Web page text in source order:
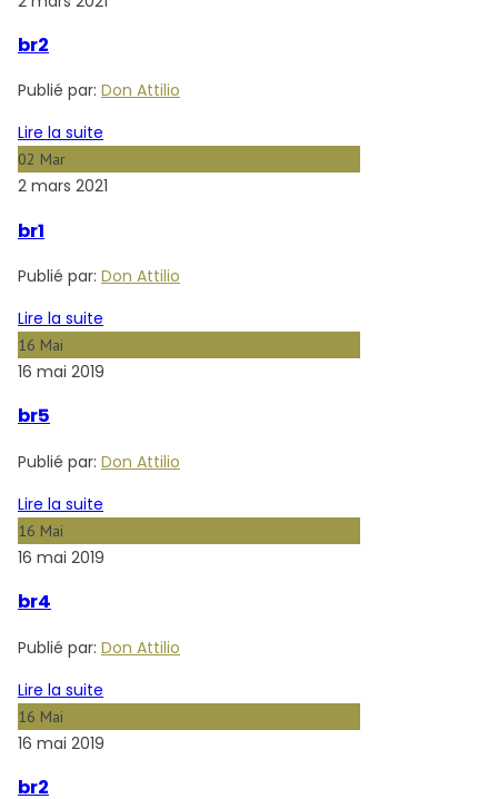
br2
Publié par: Don Attilio
Lire la suite
02 Mar
2 mars 2021
br1
Publié par: Don Attilio
Lire la suite
16 Mai
16 mai 2019
br5
Publié par: Don Attilio
Lire la suite
16 Mai
16 mai 2019
br4
Publié par: Don Attilio
Lire la suite
16 Mai
16 mai 2019
br2